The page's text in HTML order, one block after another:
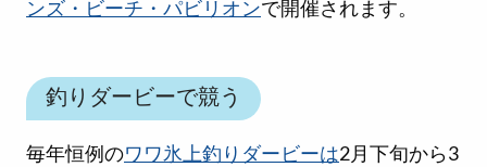
ンズ・ビーチ・パビリオンで開催されます。
釣りダービーで競う
毎年恒例のワワ氷上釣りダービーは2月下旬から3